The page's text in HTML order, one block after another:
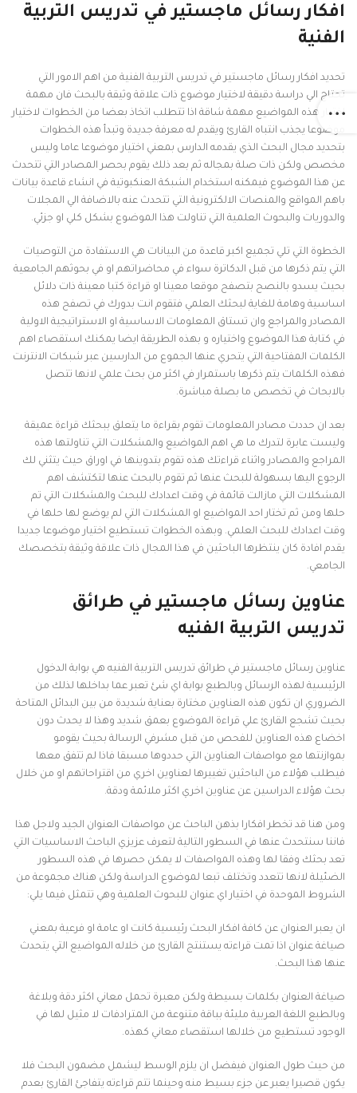
افكار رسائل ماجستير في تدريس التربية
الفنية
تحديد افكار رسائل ماجستير في تدريس التربية الفنية من اهم الامور التي
تحتاج الي دراسة دقيقة لاختيار موضوع ذات علاقة وثيقة بالبحث فان مهمة
اختيار هذه المواضيع مهمة شاقة اذا تتطلب اتخاذ بعضا من الخطوات لاختيار
موضوعا يجذب انتباه القارئ ويقدم له معرفة جديدة وتبدأ هذه الخطوات
بتحديد مجال البحث الذي يقدمه الدارس بمعني اختيار موضوعا عاما وليس
مخصص ولكن ذات صلة بمجاله ثم بعد ذلك يقوم بحصر المصادر التي تتحدث
عن هذا الموضوع فيمكنه استخدام الشبكة العنكبوتية في انشاء قاعدة بيانات
باهم المواقع والمنصات الالكترونية التي تتحدث عنه بالاضافة الي المجلات
والدوريات والبحوث العلمية التي تناولت هذا الموضوع بشكل كلي او جزئي.
الخطوة التي تلي تجميع اكبر قاعدة من البيانات هي الاستفادة من التوصيات
التي يتم ذكرها من قبل الدكاترة سواء في محاضراتهم او في بحوثهم الجامعية
بحيث يسدو بالنصح بتصفح موقعا معينا او قراءة كتبا معينة ذات دلائل
اساسية وهامة للغاية لبحثك العلمي فتقوم انت بدورك في تصفح هذه
المصادر والمراجع وان تستاق المعلومات الاساسية او الاستراتيجية الاولية
في كتابة هذا الموضوع واختياره و بهذه الطريقة ايضا يمكنك استقصاء اهم
الكلمات المفتاحية التي يتحري عنها الجموع من الدارسين عبر شبكات الانترنت
فهذه الكلمات يتم ذكرها باستمرار في اكثر من بحث علمي لانها تتصل
بالابحاث في تخصص ما بصلة مباشرة.
بعد ان حددت مصادر المعلومات تقوم بقراءة ما يتعلق ببحثك قراءة عميقة
وليست عابرة لتدرك ما هي اهم المواضيع والمشكلات التي تناولتها هذه
المراجع والمصادر واثناء قراءتك هذه تقوم بتدوينها في اوراق حيث يتثني لك
الرجوع اليها بسهولة للبحث عنها ثم تقوم بالبحث عنها لتكتشف اهم
المشكلات التي مازالت قائمة في وقت اعدادك للبحث والمشكلات التي تم
حلها ومن ثم تختار احد المواضيع او المشكلات التي لم يوضع لها حلها في
وقت اعدادك للبحث العلمي. وبهذه الخطوات تستطيع اختيار موضوعا جديدا
يقدم افادة كان ينتظرها الباحثين في هذا المجال ذات علاقة وثيقة بتخصصك
الجامعي.
عناوين رسائل ماجستير في طرائق
تدريس التربية الفنيه
عناوين رسائل ماجستير في طرائق تدريس التربية الفنيه هي بوابة الدخول
الرئيسية لهذه الرسائل وبالطبع بوابة اي شئ تعبر عما بداخلها لذلك من
الضروري ان تكون هذه العناوين مختارة بعناية شديدة من بين البدائل المتاحة
بحيث تشجع القارئ علي قراءة الموضوع بعمق شديد وهذا لا يحدث دون
اخضاع هذه العناوين للفحص من قبل مشرفي الرسالة بحيث يقومو
بموازنتها مع مواصفات العناوين التي حددوها مسبقا فاذا لم تتفق معها
فيطلب هؤلاء من الباحثين تغييرها لعناوين اخري من اقتراحاتهم او من خلال
بحث هؤلاء الدراسين عن عناوين اخري اكثر ملائمة ودقة.
ومن هنا قد تخطر افكارا بذهن الباحث عن مواصفات العنوان الجيد ولاجل هذا
فاننا سنتحدث عنها في السطور التالية لتعرف عزيزي الباحث الاساسيات التي
تعد بحثك وفقا لها وهذه المواصفات لا يمكن حصرها في هذه السطور
الضئيلة لانها تتعدد وتختلف تبعا لموضوع الدراسة ولكن هناك مجموعة من
الشروط الموحدة في اختيار اي عنوان للبحوث العلمية وهي تتمثل فيما يلي:
ان يعبر العنوان عن كافة افكار البحث رئيسية كانت او عامة او فرعية بمعني
صياغة عنوان اذا تمت قراءته يستنتج القارئ من خلاله المواضيع التي يتحدث
عنها هذا البحث.
صياغة العنوان بكلمات بسيطة ولكن معبرة تحمل معاني اكثر دقة وبلاغة
وبالطبع اللغة العربية مليئة بباقة متنوعة من المترادفات لا مثيل لها في
الوجود تستطيع من خلالها استقصاء معاني كهذه.
من حيث طول العنوان فيفضل ان يلزم الوسط ليشمل مضمون البحث فلا
يكون قصيرا يعبر عن جزء بسيط منه وحينما تتم قراءته يتفاجئ القارئ بعدم